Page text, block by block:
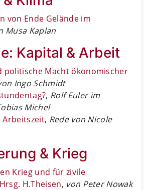
von Ende Gelände im
Musa Kaplan
Kapital & Arbeit
politische Macht ökonomischer
Ingo Schmidt
, Rolf Euler im
Michel
Arbeitszeit, Rede von Nicole
& Krieg
Krieg und für zivile
H.Theisen, von Peter Nowak